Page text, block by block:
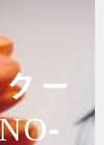
ー